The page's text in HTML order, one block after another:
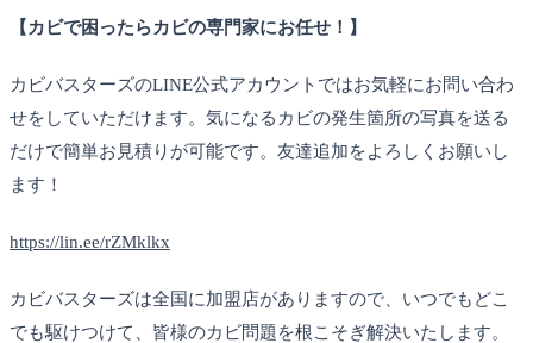
【カビで困ったらカビの専門家にお任せ！】
カビバスターズのLINE公式アカウントではお気軽にお問い合わ
せをしていただけます。気になるカビの発生箇所の写真を送る
だけで簡単お見積りが可能です。友達追加をよろしくお願いし
ます！
https://lin.ee/rZMklkx
カビバスターズは全国に加盟店がありますので、いつでもどこ
でも駆けつけて、皆様のカビ問題を根こそぎ解決いたします。